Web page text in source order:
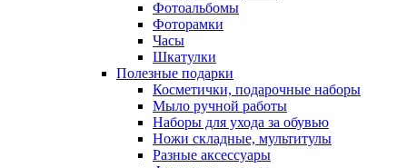
Фотоальбомы
Фоторамки
Часы
Шкатулки
Полезные подарки
Косметички, подарочные наборы
Мыло ручной работы
Наборы для ухода за обувью
Ножи складные, мультитулы
Разные аксессуары